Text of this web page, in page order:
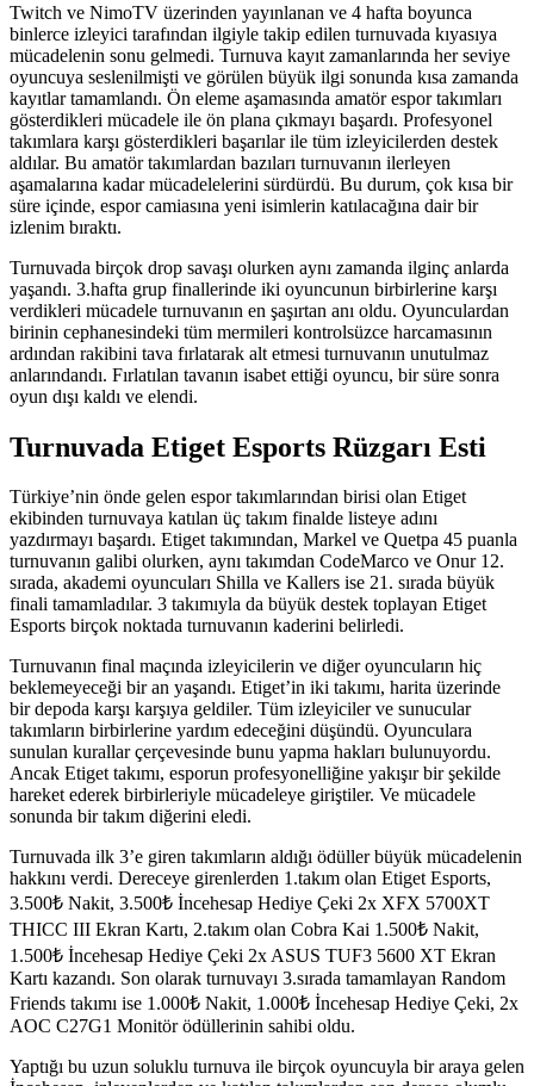
Twitch ve NimoTV üzerinden yayınlanan ve 4 hafta boyunca
binlerce izleyici tarafından ilgiyle takip edilen turnuvada kıyasıya
mücadelenin sonu gelmedi. Turnuva kayıt zamanlarında her seviye
oyuncuya seslenilmişti ve görülen büyük ilgi sonunda kısa zamanda
kayıtlar tamamlandı. Ön eleme aşamasında amatör espor takımları
gösterdikleri mücadele ile ön plana çıkmayı başardı. Profesyonel
takımlara karşı gösterdikleri başarılar ile tüm izleyicilerden destek
aldılar. Bu amatör takımlardan bazıları turnuvanın ilerleyen
aşamalarına kadar mücadelelerini sürdürdü. Bu durum, çok kısa bir
süre içinde, espor camiasına yeni isimlerin katılacağına dair bir
izlenim bıraktı.
Turnuvada birçok drop savaşı olurken aynı zamanda ilginç anlarda
yaşandı. 3.hafta grup finallerinde iki oyuncunun birbirlerine karşı
verdikleri mücadele turnuvanın en şaşırtan anı oldu. Oyunculardan
birinin cephanesindeki tüm mermileri kontrolsüzce harcamasının
ardından rakibini tava fırlatarak alt etmesi turnuvanın unutulmaz
anlarındandı. Fırlatılan tavanın isabet ettiği oyuncu, bir süre sonra
oyun dışı kaldı ve elendi.
Turnuvada Etiget Esports Rüzgarı Esti
Türkiye’nin önde gelen espor takımlarından birisi olan Etiget
ekibinden turnuvaya katılan üç takım finalde listeye adını
yazdırmayı başardı. Etiget takımından, Markel ve Quetpa 45 puanla
turnuvanın galibi olurken, aynı takımdan CodeMarco ve Onur 12.
sırada, akademi oyuncuları Shilla ve Kallers ise 21. sırada büyük
finali tamamladılar. 3 takımıyla da büyük destek toplayan Etiget
Esports birçok noktada turnuvanın kaderini belirledi.
Turnuvanın final maçında izleyicilerin ve diğer oyuncuların hiç
beklemeyeceği bir an yaşandı. Etiget’in iki takımı, harita üzerinde
bir depoda karşı karşıya geldiler. Tüm izleyiciler ve sunucular
takımların birbirlerine yardım edeceğini düşündü. Oyunculara
sunulan kurallar çerçevesinde bunu yapma hakları bulunuyordu.
Ancak Etiget takımı, esporun profesyonelliğine yakışır bir şekilde
hareket ederek birbirleriyle mücadeleye giriştiler. Ve mücadele
sonunda bir takım diğerini eledi.
Turnuvada ilk 3’e giren takımların aldığı ödüller büyük mücadelenin
hakkını verdi. Dereceye girenlerden 1.takım olan Etiget Esports,
3.500₺ Nakit, 3.500₺ İncehesap Hediye Çeki 2x XFX 5700XT
THICC III Ekran Kartı, 2.takım olan Cobra Kai 1.500₺ Nakit,
1.500₺ İncehesap Hediye Çeki 2x ASUS TUF3 5600 XT Ekran
Kartı kazandı. Son olarak turnuvayı 3.sırada tamamlayan Random
Friends takımı ise 1.000₺ Nakit, 1.000₺ İncehesap Hediye Çeki, 2x
AOC C27G1 Monitör ödüllerinin sahibi oldu.
Yaptığı bu uzun soluklu turnuva ile birçok oyuncuyla bir araya gelen